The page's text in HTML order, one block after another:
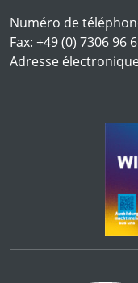
Numéro de
Fax: +49 (0) 7306 96
Adresse